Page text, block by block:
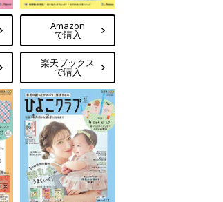
Amazon
で購入
楽天ブックス
で購入